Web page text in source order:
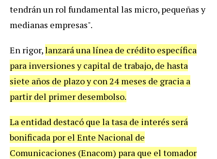
tendrán un rol fundamental las micro, pequeñas y
medianas empresas".
En rigor,lanzará una línea de crédito específica
para inversiones y capital de trabajo, de hasta
siete años de plazo y con 24 meses de gracia a
partir del primer desembolso.
La entidad destacó que la tasa de interés será
bonificada por el Ente Nacional de
Comunicaciones (Enacom) para que el tomador